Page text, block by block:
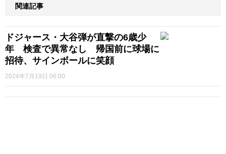
関連記事
ドジャース・大谷弾が直撃の6歳少
年 検査で異常なし 帰国前に球場に
招待、サインボールに笑顔
2024年7月19日 06:00